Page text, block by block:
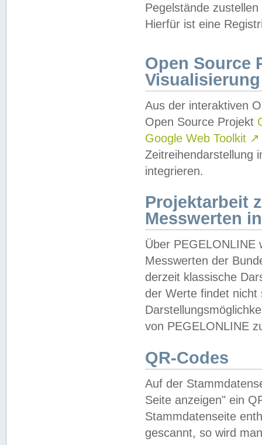
Pegelstände
Hierfür ist eine
Open Source
Visualisierung
Aus der interaktiven
Open Source Projekt
Google Web Toolkit ↗
Zeitreihendarstellung
integrieren.
Projektarbeit
Messwerten
Über PEGELONLINE
Messwerten der
derzeit klassische
der Werte findet
von PEGELONLINE
QR-Codes
Auf der
Seite anzeigen" ein
Stammdatenseite
gescannt, so wird